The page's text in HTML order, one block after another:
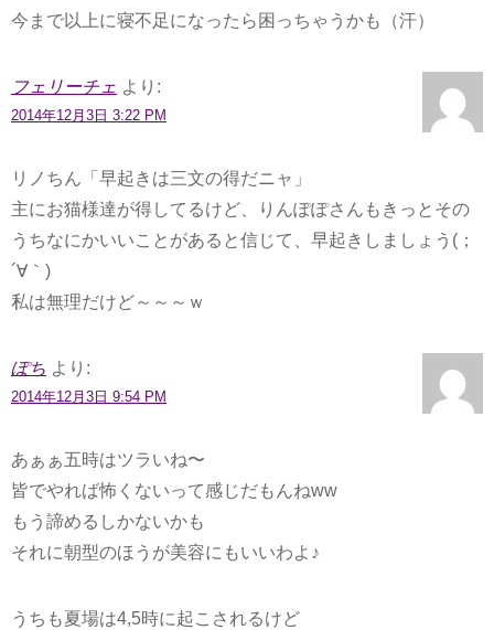
今まで以上に寝不足になったら困っちゃうかも（汗）
フェリーチェ より:
2014年12月3日 3:22 PM
リノちん「早起きは三文の得だニャ」
主にお猫様達が得してるけど、りんぽぽさんもきっとその
うちなにかいいことがあると信じて、早起きしましょう(；
´∀｀)
私は無理だけど～～～ｗ
ぽち より:
2014年12月3日 9:54 PM
あぁぁ五時はツラいね〜
皆でやれば怖くないって感じだもんねww
もう諦めるしかないかも
それに朝型のほうが美容にもいいわよ♪
うちも夏場は4,5時に起こされるけど